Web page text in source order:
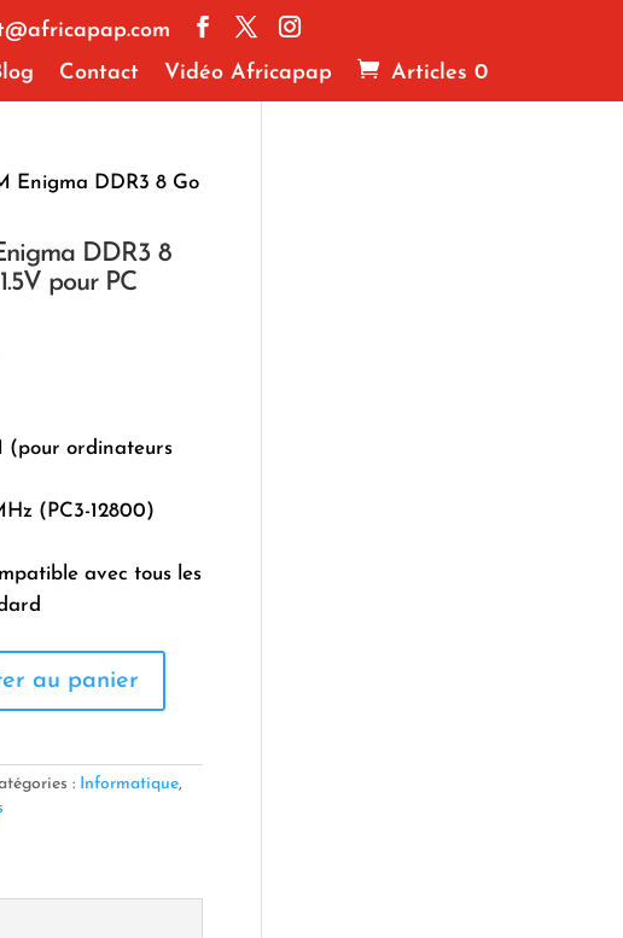
Contact Vidéo Africapap Articles 0
Enigma DDR3 8 Go
DDR3 8
pour PC
(pour ordinateurs
(PC3-12800)
avec tous les
au panier
: Informatique,